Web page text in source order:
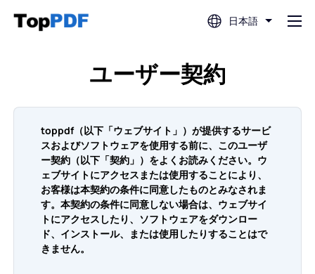
日本語
PDF翻訳
PDF結合
PDF分割
PDF圧縮
ユーザー契約
toppdf（以下「ウェブサイト」）が提供するサービ
スおよびソフトウェアを使用する前に、このユーザ
ー契約（以下「契約」）をよくお読みください。ウ
ェブサイトにアクセスまたは使用することにより、
お客様は本契約の条件に同意したものとみなされま
す。本契約の条件に同意しない場合は、ウェブサイ
トにアクセスしたり、ソフトウェアをダウンロー
ド、インストール、または使用したりすることはで
きません。